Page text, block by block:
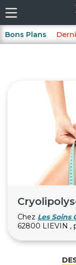
Bons Plans
Chez Les Soins
62800 LIEVIN ,